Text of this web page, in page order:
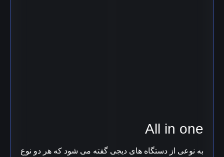
All in one
به نوعی از دستگاه های دیجی گفته می شود که هر دو نوع